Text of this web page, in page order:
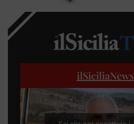
ilSiciliaNews